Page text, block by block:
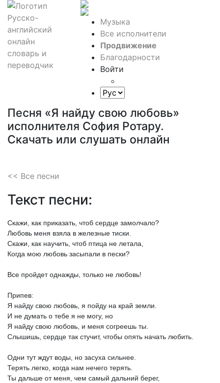
Музыка
Все исполнители
Продвижение
Благодарности
Войти
Песня «Я найду свою любовь»
исполнителя София Ротару.
Скачать или слушать онлайн
<< Все песни
Текст песни:
Скажи, как приказать, чтоб сердце замолчало?
Любовь меня взяла в железные тиски.
Скажи,
как научить, чтоб птица не летала,
Когда мою любовь засыпали в пески?
Все пройдет однажды, только не любовь!
Припев:
Я найду свою любовь, я пойду на край земли.
И не думать о тебе я не могу, но
Я найду свою любовь, и меня согреешь ты.
Слышишь, сердце так стучит, чтобы опять начать любить.
Одни тут ждут воды, но засуха сильнее.
Терять легко, когда нам нечего терять.
Ты дальше от меня, чем самый дальний берег,